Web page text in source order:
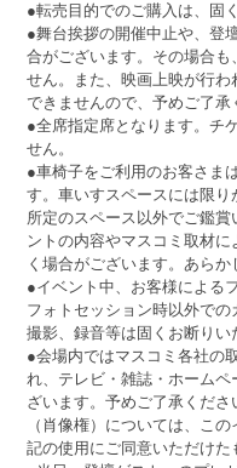
●転売目的でのご購入は、固
●舞台挨拶の開催中止や、登
合がございます。その場合
せん。また、映画上映が行
できませんので、予めご了承
●全席指定席となります。チ
せん。
●車椅子をご利用のお客さま
す。車いすスペースには限
所定のスペース以外でご鑑
ントの内容やマスコミ取材
く場合がございます。あらか
●イベント中、お客様による
フォトセッション時以外で
撮影、録音等は固くお断りい
●会場内ではマスコミ各社の
れ、テレビ・雑誌・ホーム
ざいます。予めご了承くだ
（肖像権）については、こ
記の使用にご同意いただけた